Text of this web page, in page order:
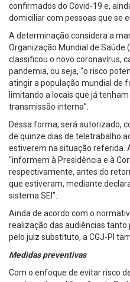
confirmados do Covid-19 e,
domiciliar com pessoas que se
A determinação considera a
Organização Mundial de Saúde
classificou o novo coronavírus,
pandemia, ou seja, “o risco
atingir a população mundial de
limitando a locais que já
transmissão interna”.
Dessa forma, será autorizado,
de quinze dias de teletrabalho
estiverem na situação referida.
“informem à Presidência e à
respectivamente, antes do
que estiveram, mediante
sistema SEI”.
Ainda de acordo com o
realização das audiências
pelo juiz substituto, a CGJ-PI
Medidas preventivas
Com o enfoque de evitar risco